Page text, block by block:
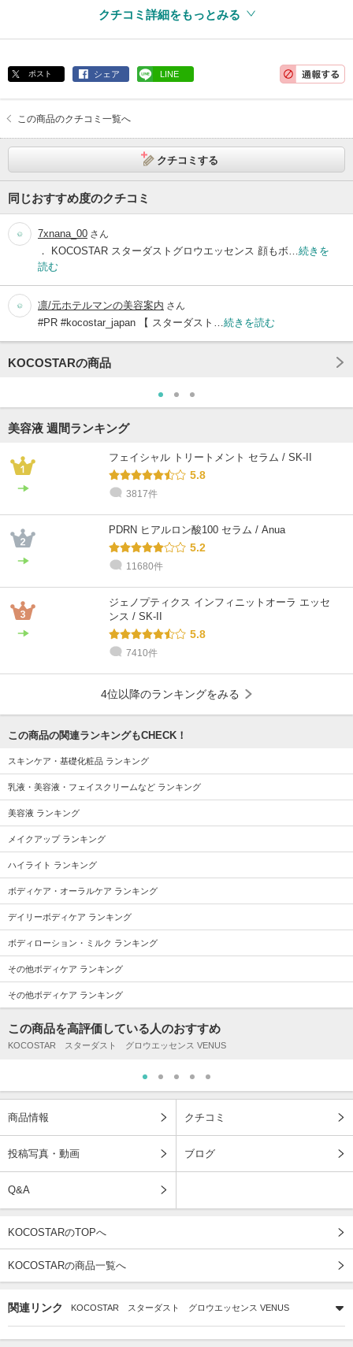
クチコミ詳細をもっとみる
ポスト シェア LINE
この商品のクチコミ一覧へ
クチコミする
同じおすすめ度のクチコミ
7xnana_00 さん
． KOCOSTAR スターダストグロウエッセンス 顔もボ… 続きを
読む
凛/元ホテルマンの美容案内 さん
#PR #kocostar_japan 【 スターダスト… 続きを読む
KOCOSTARの商品
美容液 週間ランキング
フェイシャル トリートメント セラム / SK-II
5.8
3817件
PDRN ヒアルロン酸100 セラム / Anua
5.2
11680件
ジェノプティクス インフィニットオーラ エッセ
ンス / SK-II
5.8
7410件
4位以降のランキングをみる
この商品の関連ランキングもCHECK！
スキンケア・基礎化粧品 ランキング
乳液・美容液・フェイスクリームなど ランキング
美容液 ランキング
メイクアップ ランキング
ハイライト ランキング
ボディケア・オーラルケア ランキング
デイリーボディケア ランキング
ボディローション・ミルク ランキング
その他ボディケア ランキング
その他ボディケア ランキング
この商品を高評価している人のおすすめ
KOCOSTAR スターダスト グロウエッセンス VENUS
商品情報 クチコミ
投稿写真・動画 ブログ
Q&A
KOCOSTARのTOPへ
KOCOSTARの商品一覧へ
関連リンク KOCOSTAR スターダスト グロウエッセンス VENUS